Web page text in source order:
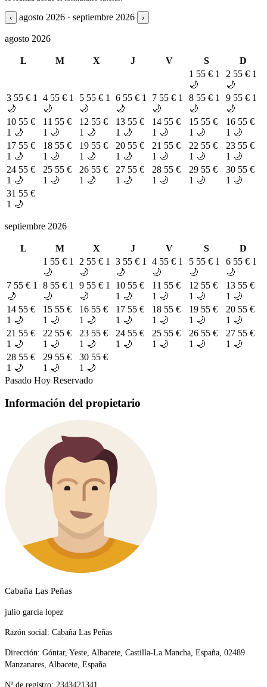
‹ agosto 2026 · septiembre 2026 ›
agosto 2026
L M X J V S
D
1 55 € 1
🌙
2 55 € 1
🌙
3 55 € 1
🌙
4 55 € 1
🌙
5 55 € 1
🌙
6 55 € 1
🌙
7 55 € 1
🌙
8 55 € 1
🌙
9 55 € 1
🌙
10 55 €
1 🌙
11 55 €
1 🌙
12 55 €
1 🌙
13 55 €
1 🌙
14 55 €
1 🌙
15 55 €
1 🌙
16 55 €
1 🌙
17 55 €
1 🌙
18 55 €
1 🌙
19 55 €
1 🌙
20 55 €
1 🌙
21 55 €
1 🌙
22 55 €
1 🌙
23 55 €
1 🌙
24 55 €
1 🌙
25 55 €
1 🌙
26 55 €
1 🌙
27 55 €
1 🌙
28 55 €
1 🌙
29 55 €
1 🌙
30 55 €
1 🌙
31 55 €
1 🌙
septiembre 2026
L M X J V S
D
1 55 € 1
🌙
2 55 € 1
🌙
3 55 € 1
🌙
4 55 € 1
🌙
5 55 € 1
🌙
6 55 € 1
🌙
7 55 € 1
🌙
8 55 € 1
🌙
9 55 € 1
🌙
10 55 €
1 🌙
11 55 €
1 🌙
12 55 €
1 🌙
13 55 €
1 🌙
14 55 €
1 🌙
15 55 €
1 🌙
16 55 €
1 🌙
17 55 €
1 🌙
18 55 €
1 🌙
19 55 €
1 🌙
20 55 €
1 🌙
21 55 €
1 🌙
22 55 €
1 🌙
23 55 €
1 🌙
24 55 €
1 🌙
25 55 €
1 🌙
26 55 €
1 🌙
27 55 €
1 🌙
28 55 €
1 🌙
29 55 €
1 🌙
30 55 €
1 🌙
Pasado Hoy Reservado
Información del propietario
Cabaña Las Peñas
julio garcia lopez
Razón social: Cabaña Las Peñas
Dirección: Góntar, Yeste, Albacete, Castilla-La Mancha, España, 02489
Manzanares, Albacete, España
Nº de registro: 2343421341